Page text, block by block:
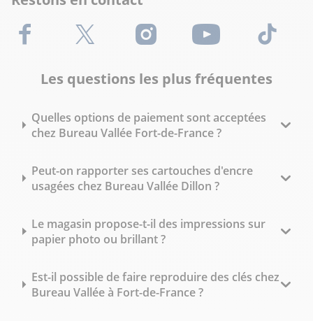
Facebook X (Twitter) Instagram Youtube TikTok
Les questions les plus fréquentes
Quelles options de paiement sont acceptées
chez Bureau Vallée Fort-de-France ?
Peut-on rapporter ses cartouches d'encre
usagées chez Bureau Vallée Dillon ?
Le magasin propose-t-il des impressions sur
papier photo ou brillant ?
Est-il possible de faire reproduire des clés chez
Bureau Vallée à Fort-de-France ?